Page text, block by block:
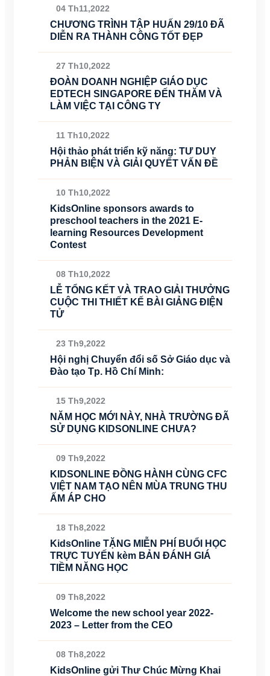
04 Th11,2022
CHƯƠNG TRÌNH TẬP HUẤN 29/10 ĐÃ
DIỄN RA THÀNH CÔNG TỐT ĐẸP
27 Th10,2022
ĐOÀN DOANH NGHIỆP GIÁO DỤC
EDTECH SINGAPORE ĐẾN THĂM VÀ
LÀM VIỆC TẠI CÔNG TY
11 Th10,2022
Hội thảo phát triển kỹ năng: TƯ DUY
PHẢN BIỆN VÀ GIẢI QUYẾT VẤN ĐỀ
10 Th10,2022
KidsOnline sponsors awards to
preschool teachers in the 2021 E-
learning Resources Development
Contest
08 Th10,2022
LỄ TỔNG KẾT VÀ TRAO GIẢI THƯỞNG
CUỘC THI THIẾT KẾ BÀI GIẢNG ĐIỆN
TỬ
23 Th9,2022
Hội nghị Chuyển đổi số Sở Giáo dục và
Đào tạo Tp. Hồ Chí Minh:
15 Th9,2022
NĂM HỌC MỚI NÀY, NHÀ TRƯỜNG ĐÃ
SỬ DỤNG KIDSONLINE CHƯA?
09 Th9,2022
KIDSONLINE ĐỒNG HÀNH CÙNG CFC
VIỆT NAM TẠO NÊN MÙA TRUNG THU
ẤM ÁP CHO
18 Th8,2022
KidsOnline TẶNG MIỄN PHÍ BUỔI HỌC
TRỰC TUYẾN kèm BẢN ĐÁNH GIÁ
TIỀM NĂNG HỌC
09 Th8,2022
Welcome the new school year 2022-
2023 – Letter from the CEO
08 Th8,2022
KidsOnline gửi Thư Chúc Mừng Khai